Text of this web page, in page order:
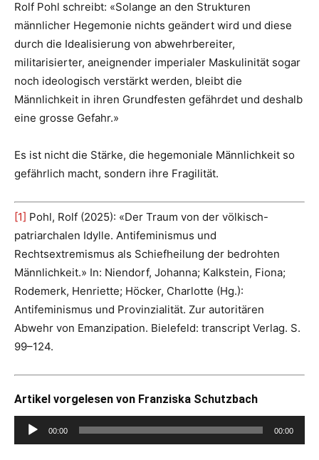
Rolf Pohl schreibt: «Solange an den Strukturen
männlicher Hegemonie nichts geändert wird und diese
durch die Idealisierung von abwehrbereiter,
militarisierter, aneignender imperialer Maskulinität sogar
noch ideologisch verstärkt werden, bleibt die
Männlichkeit in ihren Grundfesten gefährdet und deshalb
eine grosse Gefahr.»
Es ist nicht die Stärke, die hegemoniale Männlichkeit so
gefährlich macht, sondern ihre Fragilität.
[1] Pohl, Rolf (2025): «Der Traum von der völkisch-
patriarchalen Idylle. Antifeminismus und
Rechtsextremismus als Schiefheilung der bedrohten
Männlichkeit.» In: Niendorf, Johanna; Kalkstein, Fiona;
Rodemerk, Henriette; Höcker, Charlotte (Hg.):
Antifeminismus und Provinzialität. Zur autoritären
Abwehr von Emanzipation. Bielefeld: transcript Verlag. S.
99–124.
Artikel vorgelesen von Franziska Schutzbach
Audio-
Player
00:00 00:00